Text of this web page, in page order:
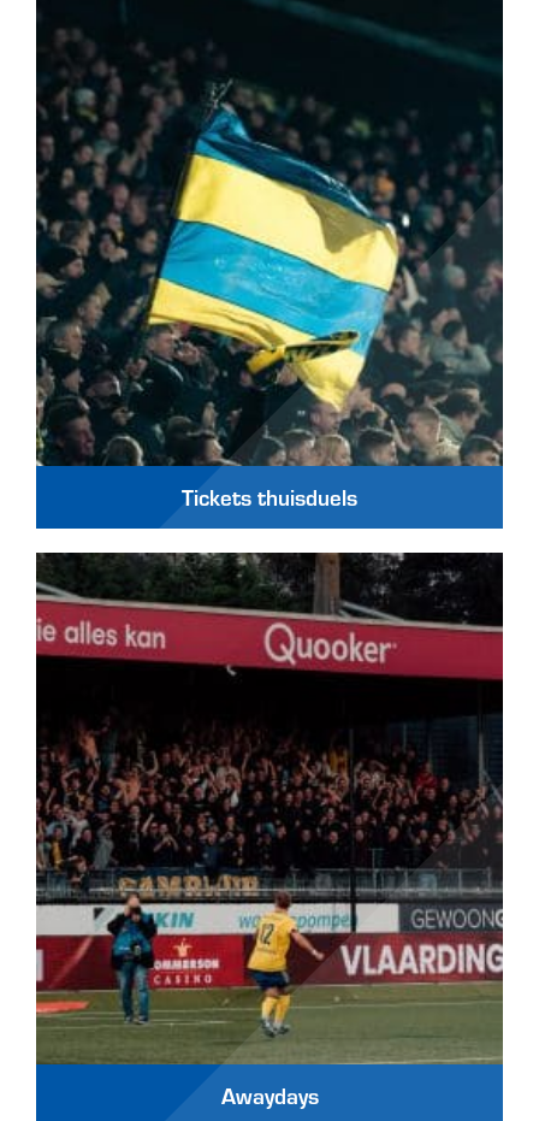
Tickets thuisduels
Awaydays